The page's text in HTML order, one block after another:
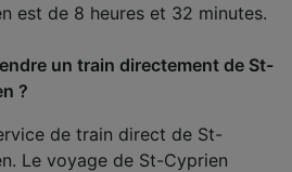
est de 8 heures et 32 minutes.
un train directement de St-
?
de train direct de St-
Le voyage de St-Cyprien